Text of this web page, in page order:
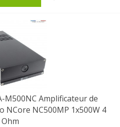
M500NC Amplificateur de
NCore NC500MP 1x500W 4
Ohm